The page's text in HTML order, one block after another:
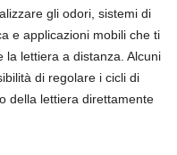
gli odori, sistemi di
e applicazioni mobili che ti
lettiera a distanza. Alcuni
di regolare i cicli di
della lettiera direttamente